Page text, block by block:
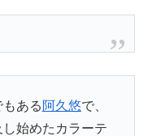
ある 阿久悠で、
始めたカラーテ